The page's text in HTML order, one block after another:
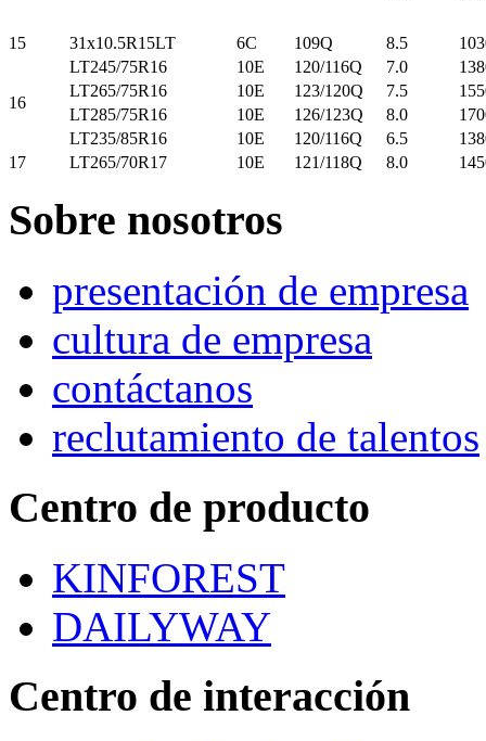
15 31x10.5R15LT 6C 109Q 8.5
16
LT245/75R16 10E 120/116Q 7.0
LT265/75R16
10E 123/120Q 7.5
LT285/75R16
10E 126/123Q 8.0
LT235/85R16
10E 120/116Q 6.5
17
LT265/70R17 10E 121/118Q 8.0
Sobre nosotros
presentación de empresa
cultura de empresa
contáctanos
reclutamiento de talentos
Centro de producto
KINFOREST
DAILYWAY
Centro de interacción